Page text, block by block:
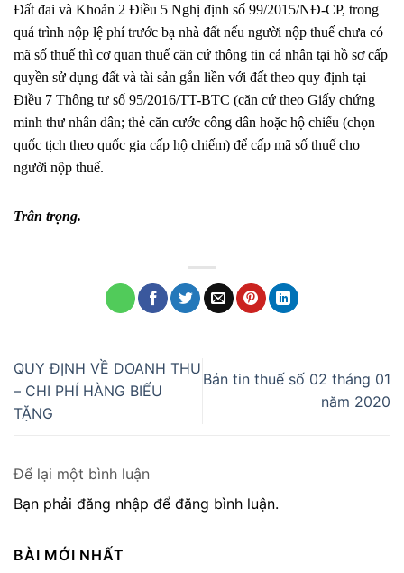
Đất đai và Khoản 2 Điều 5 Nghị định số 99/2015/NĐ-CP, trong
quá trình nộp lệ phí trước bạ nhà đất nếu người nộp thuế chưa có
mã số thuế thì cơ quan thuế căn cứ thông tin cá nhân tại hồ sơ cấp
quyền sử dụng đất và tài sản gắn liền với đất theo quy định tại
Điều 7 Thông tư số 95/2016/TT-BTC (căn cứ theo Giấy chứng
minh thư nhân dân; thẻ căn cước công dân hoặc hộ chiếu (chọn
quốc tịch theo quốc gia cấp hộ chiếm) để cấp mã số thuế cho
người nộp thuế.
Trân trọng.
QUY ĐỊNH VỀ DOANH THU
– CHI PHÍ HÀNG BIẾU
TẶNG
Bản tin thuế số 02 tháng 01
năm 2020
Để lại một bình luận
Bạn phải đăng nhập để đăng bình luận.
BÀI MỚI NHẤT